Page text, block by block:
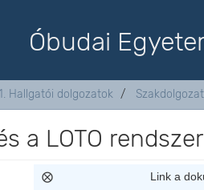
Óbudai
1. Hallgatói dolgozatok
a LOTO
Link a